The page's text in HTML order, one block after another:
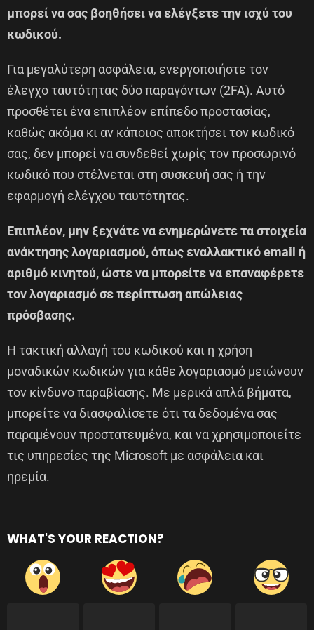
μπορεί να σας βοηθήσει να ελέγξετε την ισχύ του
κωδικού.
Για μεγαλύτερη ασφάλεια, ενεργοποιήστε τον
έλεγχο ταυτότητας δύο παραγόντων (2FA). Αυτό
προσθέτει ένα επιπλέον επίπεδο προστασίας,
καθώς ακόμα κι αν κάποιος αποκτήσει τον κωδικό
σας, δεν μπορεί να συνδεθεί χωρίς τον προσωρινό
κωδικό που στέλνεται στη συσκευή σας ή την
εφαρμογή ελέγχου ταυτότητας.
Επιπλέον, μην ξεχνάτε να ενημερώνετε τα στοιχεία
ανάκτησης λογαριασμού, όπως εναλλακτικό email ή
αριθμό κινητού, ώστε να μπορείτε να επαναφέρετε
τον λογαριασμό σε περίπτωση απώλειας
πρόσβασης.
Η τακτική αλλαγή του κωδικού και η χρήση
μοναδικών κωδικών για κάθε λογαριασμό μειώνουν
τον κίνδυνο παραβίασης. Με μερικά απλά βήματα,
μπορείτε να διασφαλίσετε ότι τα δεδομένα σας
παραμένουν προστατευμένα, και να χρησιμοποιείτε
τις υπηρεσίες της Microsoft με ασφάλεια και
ηρεμία.
WHAT'S YOUR REACTION?